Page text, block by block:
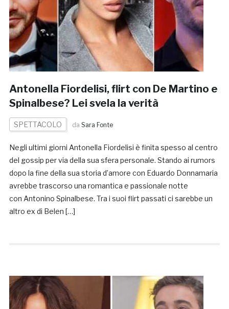
Antonella Fiordelisi, flirt con De Martino e
Spinalbese? Lei svela la verità
SPETTACOLO da Sara Fonte
Negli ultimi giorni Antonella Fiordelisi è finita spesso al centro
del gossip per via della sua sfera personale. Stando ai rumors
dopo la fine della sua storia d’amore con Eduardo Donnamaria
avrebbe trascorso una romantica e passionale notte
con Antonino Spinalbese. Tra i suoi flirt passati ci sarebbe un
altro ex di Belen […]